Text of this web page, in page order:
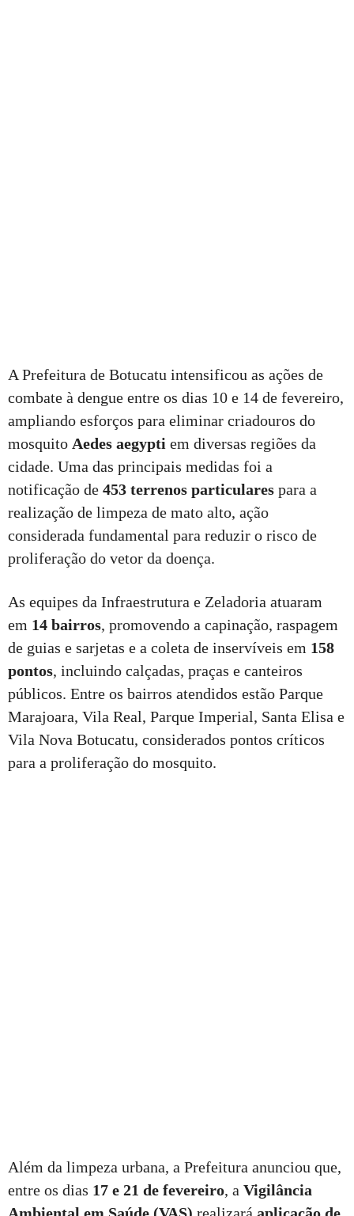
A Prefeitura de Botucatu intensificou as ações de
combate à dengue entre os dias 10 e 14 de fevereiro,
ampliando esforços para eliminar criadouros do
mosquito Aedes aegypti em diversas regiões da
cidade. Uma das principais medidas foi a
notificação de 453 terrenos particulares para a
realização de limpeza de mato alto, ação
considerada fundamental para reduzir o risco de
proliferação do vetor da doença.
As equipes da Infraestrutura e Zeladoria atuaram
em 14 bairros, promovendo a capinação, raspagem
de guias e sarjetas e a coleta de inservíveis em 158
pontos, incluindo calçadas, praças e canteiros
públicos. Entre os bairros atendidos estão Parque
Marajoara, Vila Real, Parque Imperial, Santa Elisa e
Vila Nova Botucatu, considerados pontos críticos
para a proliferação do mosquito.
Além da limpeza urbana, a Prefeitura anunciou que,
entre os dias 17 e 21 de fevereiro, a Vigilância